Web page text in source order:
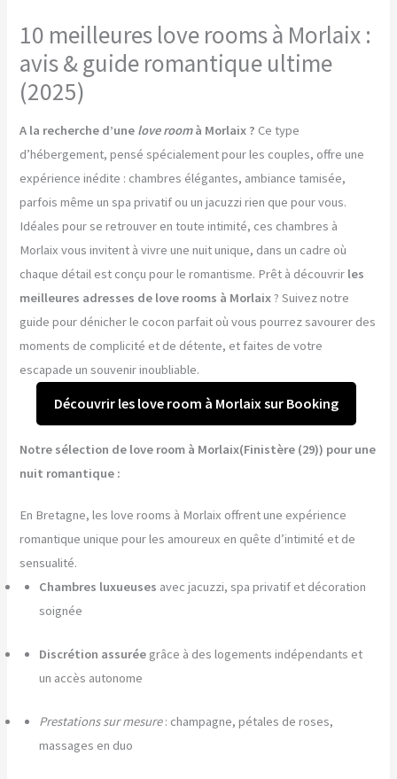
10 meilleures love rooms à Morlaix :
avis & guide romantique ultime
(2025)
A la recherche d’une love roomà Morlaix ? Ce type
d’hébergement, pensé spécialement pour les couples, offre une
expérience inédite : chambres élégantes, ambiance tamisée,
parfois même un spa privatif ou un jacuzzi rien que pour vous.
Idéales pour se retrouver en toute intimité, ces chambres à
Morlaix vous invitent à vivre une nuit unique, dans un cadre où
chaque détail est conçu pour le romantisme. Prêt à découvrir les
meilleures adresses de love rooms à Morlaix? Suivez notre
guide pour dénicher le cocon parfait où vous pourrez savourer des
moments de complicité et de détente, et faites de votre
escapade un souvenir inoubliable.
Découvrir les love room à Morlaix sur Booking
Notre sélection de love room à Morlaix(Finistère (29)) pour une
nuit romantique :
En Bretagne, les love rooms à Morlaix offrent une expérience
romantique unique pour les amoureux en quête d’intimité et de
sensualité.
Chambres luxueuses avec jacuzzi, spa privatif et décoration
soignée
Discrétion assurée grâce à des logements indépendants et
un accès autonome
Prestations sur mesure: champagne, pétales de roses,
massages en duo